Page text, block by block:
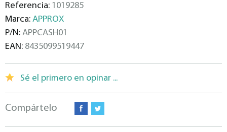
Referencia: 1019285
Marca: APPROX
P/N: APPCASH01
EAN: 8435099519447
Sé el primero en opinar ...
Compártelo